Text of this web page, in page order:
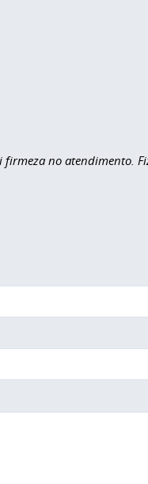
no atendimento.